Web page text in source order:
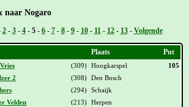
naar Nogaro
2- 3- 4- 5- 6- 7- 8- 9- 10- 11- 12- 13- Volgende
Plaats Pnt
(309) Hoogkarspel
105
2
(308) Den Bosch
(294) Schaijk
Velden
(213) Herpen